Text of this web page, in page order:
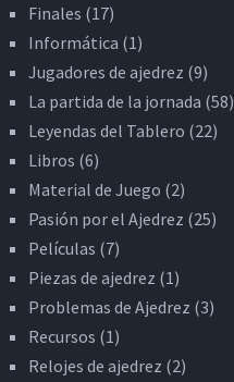
Finales (17)
Informática (1)
Jugadores de ajedrez (9)
La partida de la jornada (58)
Leyendas del Tablero (22)
Libros (6)
Material de Juego (2)
Pasión por el Ajedrez (25)
Películas (7)
Piezas de ajedrez (1)
Problemas de Ajedrez (3)
Recursos (1)
Relojes de ajedrez (2)